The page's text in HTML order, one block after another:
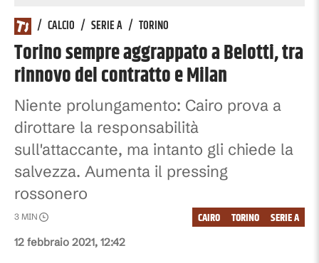
/ CALCIO / SERIE A / TORINO
Torino sempre aggrappato a Belotti, tra
rinnovo del contratto e Milan
Niente prolungamento: Cairo prova a
dirottare la responsabilità
sull'attaccante, ma intanto gli chiede la
salvezza. Aumenta il pressing
rossonero
12 febbraio 2021, 12:42
3 MIN SERIE A
TORINO
CAIRO